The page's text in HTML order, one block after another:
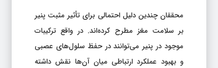
محققان چندین دلیل احتمالی برای تأثیر مثبت پنیر
بر سلامت مغز مطرح کرده‌اند. در واقع ترکیبات
موجود در پنیر می‌توانند در حفظ سلول‌های عصبی
و بهبود عملکرد ارتباطی میان آن‌ها نقش داشته